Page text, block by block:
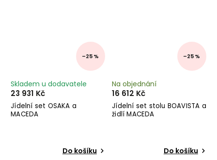
–25 %
Jídelní set OSAKA a
MACEDA
Skladem u dodavatele
23 931 Kč
Do košíku
–25 %
Jídelní set stolu BOAVISTA a
židlí MACEDA
Na objednání
16 612 Kč
Do košíku